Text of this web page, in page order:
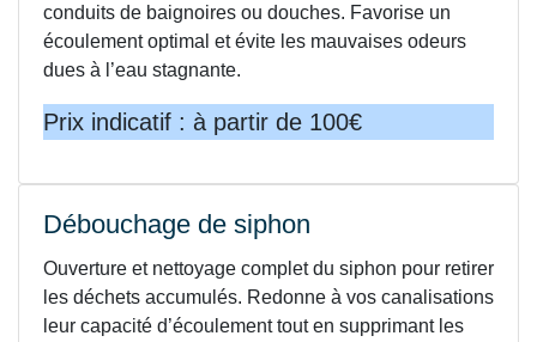
conduits de baignoires ou douches. Favorise un
écoulement optimal et évite les mauvaises odeurs
dues à l’eau stagnante.
Prix indicatif : à partir de 100€
Débouchage de siphon
Ouverture et nettoyage complet du siphon pour retirer
les déchets accumulés. Redonne à vos canalisations
leur capacité d’écoulement tout en supprimant les